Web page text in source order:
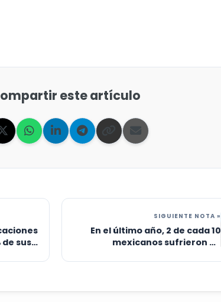
este artículo
sus
SIGUIENTE NOTA »
En el último año, 2 de cada 10
mexicanos sufrieron un